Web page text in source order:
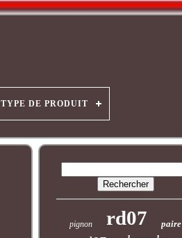
TYPE DE PRODUIT
pignon rd07 paire